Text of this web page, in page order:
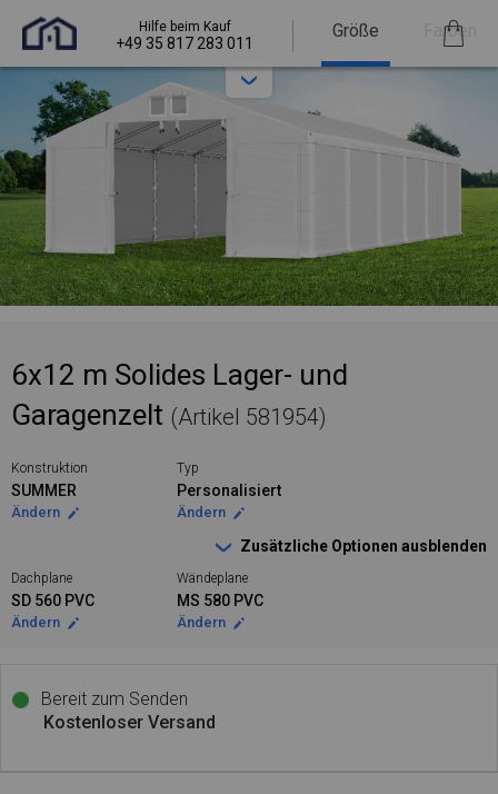
Hilfe beim Kauf
+49 35 817 283 011
Größe Farben
6x12 m Solides Lager- und
Garagenzelt (Artikel 581954)
Konstruktion
SUMMER
Ändern
Typ
Personalisiert
Ändern
Zusätzliche Optionen ausblenden
Dachplane
SD 560 PVC
Ändern
Wändeplane
MS 580 PVC
Ändern
Bereit zum Senden
Kostenloser Versand